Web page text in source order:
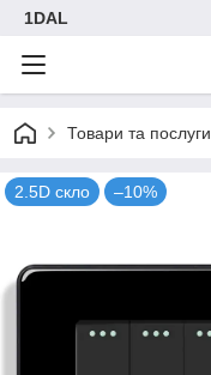
1DAL
Товари та послуги
2.5D скло –10%